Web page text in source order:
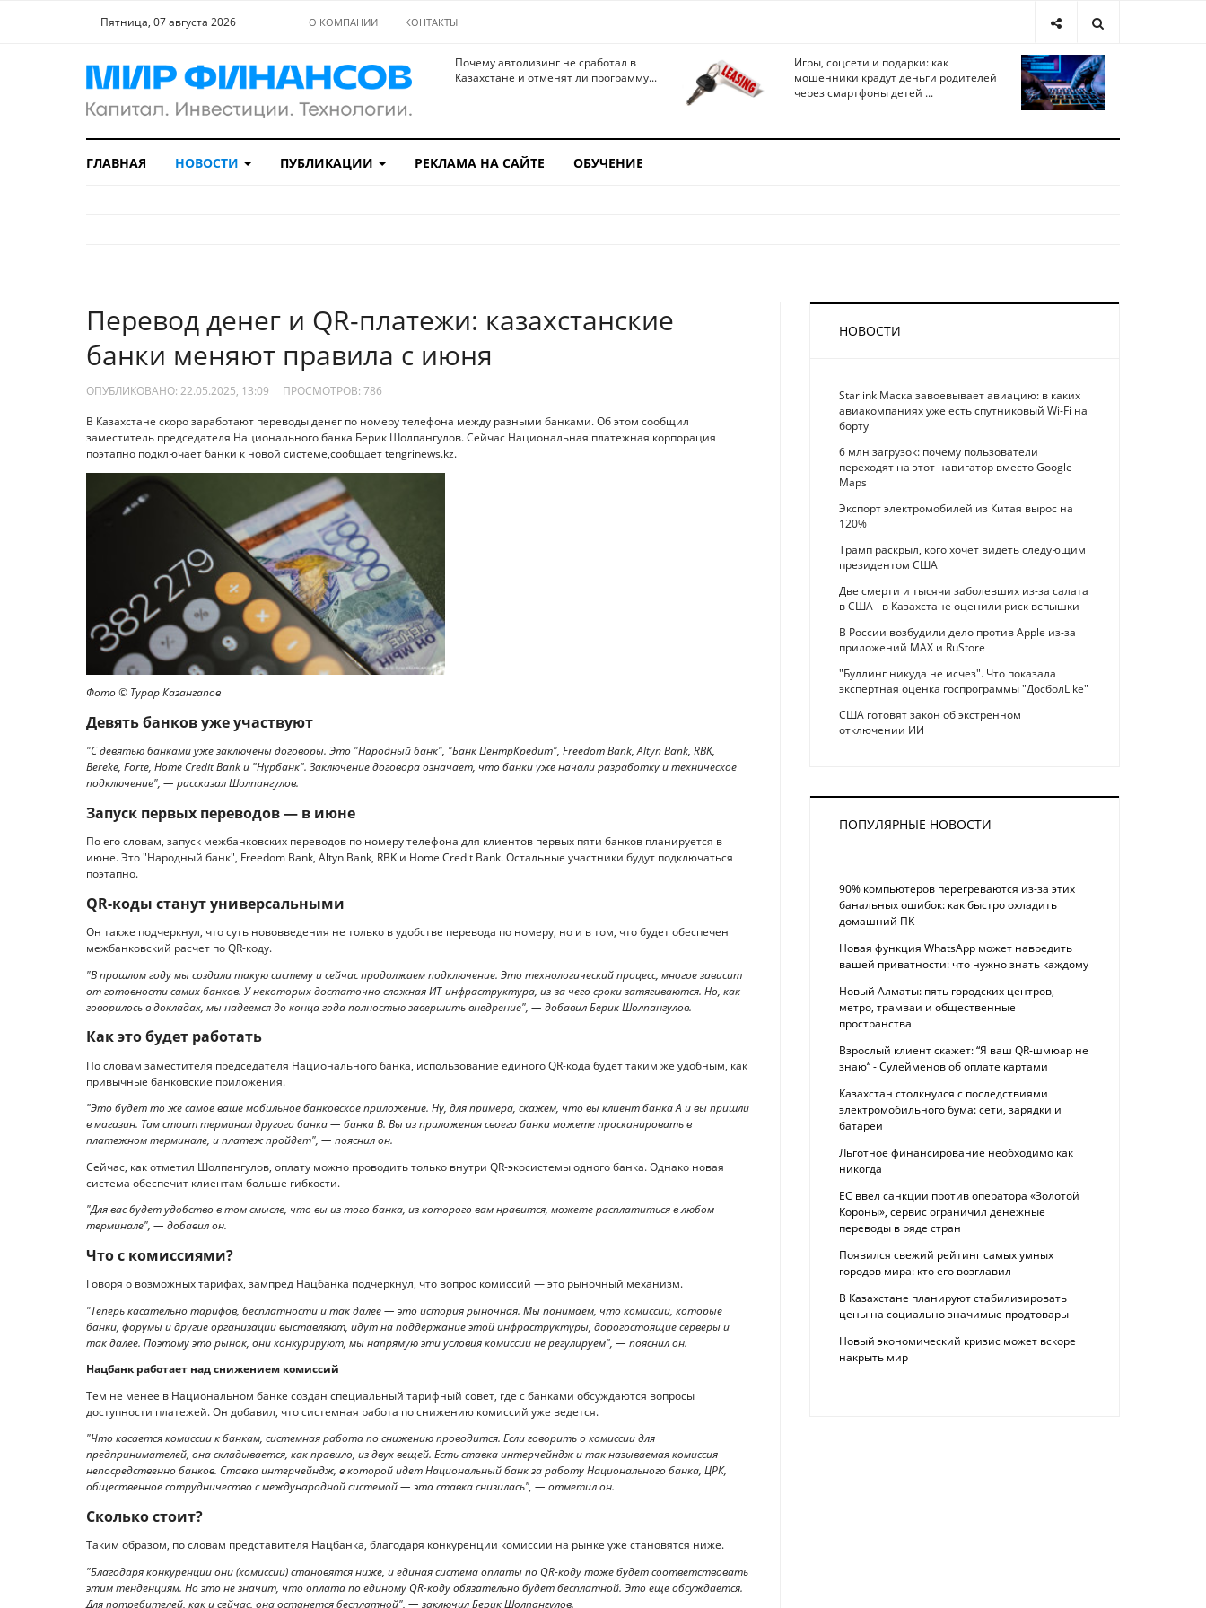
Пятница, 07 августа 2026 О КОМПАНИИ КОНТАКТЫ
Почему автолизинг не сработал в
Казахстане и отменят ли программу...
Игры, соцсети и подарки: как
мошенники крадут деньги родителей
через смартфоны детей ...
ГЛАВНАЯ НОВОСТИ ПУБЛИКАЦИИ РЕКЛАМА НА САЙТЕ ОБУЧЕНИЕ
Перевод денег и QR-платежи: казахстанские
банки меняют правила с июня
ОПУБЛИКОВАНО: 22.05.2025, 13:09 ПРОСМОТРОВ: 786
В Казахстане скоро заработают переводы денег по номеру телефона между разными банками. Об этом сообщил
заместитель председателя Национального банка Берик Шолпангулов. Сейчас Национальная платежная корпорация
поэтапно подключает банки к новой системе,сообщает tengrinews.kz.
Фото ©️ Турар Казангапов
Девять банков уже участвуют
"С девятью банками уже заключены договоры. Это "Народный банк", "Банк ЦентрКредит", Freedom Bank, Altyn Bank, RBK,
Bereke, Forte, Home Credit Bank и "Нурбанк". Заключение договора означает, что банки уже начали разработку и техническое
подключение", — рассказал Шолпангулов.
Запуск первых переводов — в июне
По его словам, запуск межбанковских переводов по номеру телефона для клиентов первых пяти банков планируется в
июне. Это "Народный банк", Freedom Bank, Altyn Bank, RBK и Home Credit Bank. Остальные участники будут подключаться
поэтапно.
QR-коды станут универсальными
Он также подчеркнул, что суть нововведения не только в удобстве перевода по номеру, но и в том, что будет обеспечен
межбанковский расчет по QR-коду.
"В прошлом году мы создали такую систему и сейчас продолжаем подключение. Это технологический процесс, многое зависит
от готовности самих банков. У некоторых достаточно сложная ИТ-инфраструктура, из-за чего сроки затягиваются. Но, как
говорилось в докладах, мы надеемся до конца года полностью завершить внедрение", — добавил Берик Шолпангулов.
Как это будет работать
По словам заместителя председателя Национального банка, использование единого QR-кода будет таким же удобным, как
привычные банковские приложения.
"Это будет то же самое ваше мобильное банковское приложение. Ну, для примера, скажем, что вы клиент банка А и вы пришли
в магазин. Там стоит терминал другого банка — банка B. Вы из приложения своего банка можете просканировать в
платежном терминале, и платеж пройдет", — пояснил он.
Сейчас, как отметил Шолпангулов, оплату можно проводить только внутри QR-экосистемы одного банка. Однако новая
система обеспечит клиентам больше гибкости.
"Для вас будет удобство в том смысле, что вы из того банка, из которого вам нравится, можете расплатиться в любом
терминале", — добавил он.
Что с комиссиями?
Говоря о возможных тарифах, зампред Нацбанка подчеркнул, что вопрос комиссий — это рыночный механизм.
"Теперь касательно тарифов, бесплатности и так далее — это история рыночная. Мы понимаем, что комиссии, которые
банки, форумы и другие организации выставляют, идут на поддержание этой инфраструктуры, дорогостоящие серверы и
так далее. Поэтому это рынок, они конкурируют, мы напрямую эти условия комиссии не регулируем", — пояснил он.
Нацбанк работает над снижением комиссий
Тем не менее в Национальном банке создан специальный тарифный совет, где с банками обсуждаются вопросы
доступности платежей. Он добавил, что системная работа по снижению комиссий уже ведется.
"Что касается комиссии к банкам, системная работа по снижению проводится. Если говорить о комиссии для
предпринимателей, она складывается, как правило, из двух вещей. Есть ставка интерчейндж и так называемая комиссия
непосредственно банков. Ставка интерчейндж, в которой идет Национальный банк за работу Национального банка, ЦРК,
общественное сотрудничество с международной системой — эта ставка снизилась", — отметил он.
Сколько стоит?
Таким образом, по словам представителя Нацбанка, благодаря конкуренции комиссии на рынке уже становятся ниже.
"Благодаря конкуренции они (комиссии) становятся ниже, и единая система оплаты по QR-коду тоже будет соответствовать
этим тенденциям. Но это не значит, что оплата по единому QR-коду обязательно будет бесплатной. Это еще обсуждается.
Для потребителей, как и сейчас, она останется бесплатной", — заключил Берик Шолпангулов.
НОВОСТИ
Starlink Маска завоевывает авиацию: в каких
авиакомпаниях уже есть спутниковый Wi-Fi на
борту
6 млн загрузок: почему пользователи
переходят на этот навигатор вместо Google
Maps
Экспорт электромобилей из Китая вырос на
120%
Трамп раскрыл, кого хочет видеть следующим
президентом США
Две смерти и тысячи заболевших из-за салата
в США - в Казахстане оценили риск вспышки
В России возбудили дело против Apple из-за
приложений MAX и RuStore
"Буллинг никуда не исчез". Что показала
экспертная оценка госпрограммы "ДосболLike"
США готовят закон об экстренном
отключении ИИ
ПОПУЛЯРНЫЕ НОВОСТИ
90% компьютеров перегреваются из-за этих
банальных ошибок: как быстро охладить
домашний ПК
Новая функция WhatsApp может навредить
вашей приватности: что нужно знать каждому
Новый Алматы: пять городских центров,
метро, трамваи и общественные
пространства
Взрослый клиент скажет: “Я ваш QR-шмюар не
знаю“ - Сулейменов об оплате картами
Казахстан столкнулся с последствиями
электромобильного бума: сети, зарядки и
батареи
Льготное финансирование необходимо как
никогда
ЕС ввел санкции против оператора «Золотой
Короны», сервис ограничил денежные
переводы в ряде стран
Появился свежий рейтинг самых умных
городов мира: кто его возглавил
В Казахстане планируют стабилизировать
цены на социально значимые продтовары
Новый экономический кризис может вскоре
накрыть мир